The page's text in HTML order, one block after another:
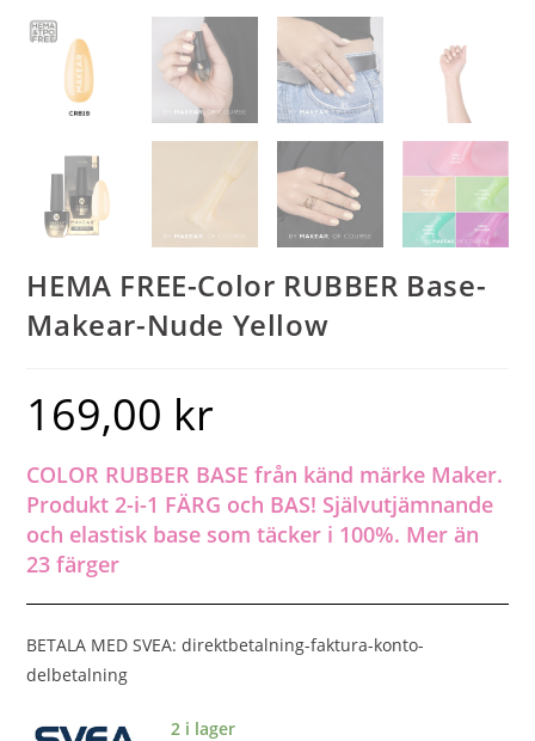
HEMA FREE-Color RUBBER Base-
Makear-Nude Yellow
169,00 kr
COLOR RUBBER BASE från känd märke Maker.
Produkt 2-i-1 FÄRG och BAS! Självutjämnande
och elastisk base som täcker i 100%. Mer än
23 färger
BETALA MED SVEA: direktbetalning-faktura-konto-
delbetalning
2 i lager